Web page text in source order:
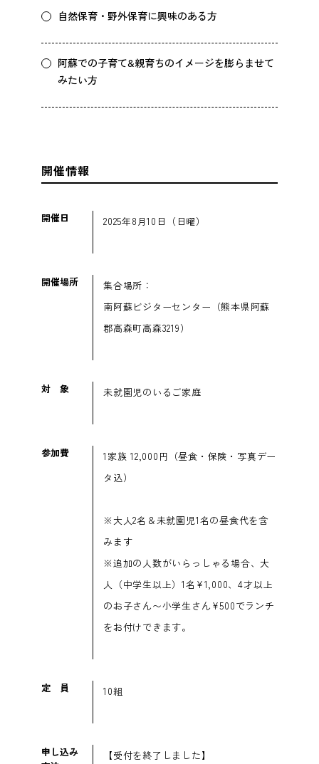
自然保育・野外保育に興味のある方
阿蘇での子育て&親育ちのイメージを膨らませて
みたい方
開催情報
開催日 2025年8月10日（日曜）
開催場所
集合場所：
南阿蘇ビジターセンター（熊本県阿蘇
郡高森町高森3219）
対象 未就園児のいるご家庭
参加費
1家族 12,000円（昼食・保険・写真デー
タ込）
※大人2名＆未就園児1名の昼食代を含
みます
※追加の人数がいらっしゃる場合、大
人（中学生以上）1名¥1,000、4才以上
のお子さん〜小学生さん¥500でランチ
をお付けできます。
定員 10組
申し込み
【受付を終了しました】